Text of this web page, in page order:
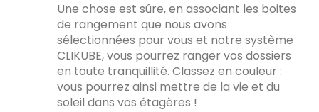
Une chose est sûre, en associant les boites
de rangement que nous avons
sélectionnées pour vous et notre système
CLIKUBE, vous pourrez ranger vos dossiers
en toute tranquillité. Classez en couleur :
vous pourrez ainsi mettre de la vie et du
soleil dans vos étagères !